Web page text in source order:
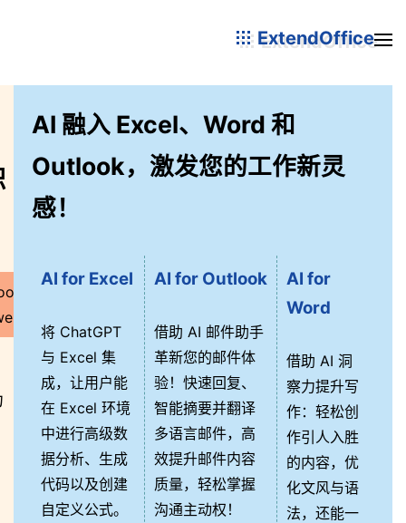
ExtendOffice
for
AI 融入 Excel、Word 和
Outlook，激发您的工作新灵
感！
AI for Excel
将 ChatGPT
与 Excel 集
成，让用户能
在 Excel 环境
中进行高级数
据分析、生成
代码以及创建
自定义公式。
AI for Outlook
借助 AI 邮件助手
革新您的邮件体
验！快速回复、
智能摘要并翻译
多语言邮件，高
效提升邮件内容
质量，轻松掌握
沟通主动权！
AI for
Word
借助 AI 洞
察力提升写
作：轻松创
作引人入胜
的内容，优
化文风与语
法，还能一